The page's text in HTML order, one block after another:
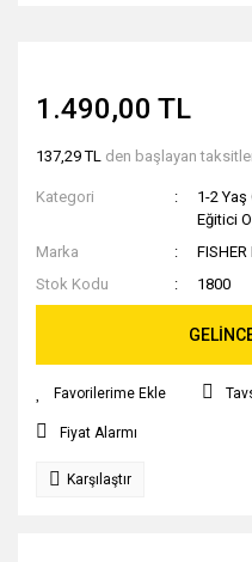
1.490,00 TL
137,29 TL den başlayan
Kategori 1-2
Eğitici
Marka
FISHER
Stok Kodu
1800
Fiyat Alarmı
Karşılaştır